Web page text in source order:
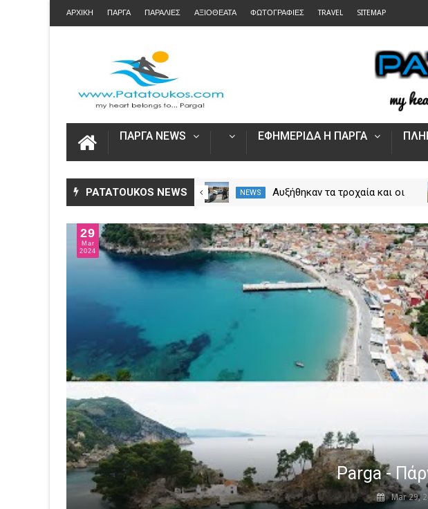
ΑΡΧΙΚΗ ΠΑΡΓΑ ΠΑΡΑΛΙΕΣ ΑΞΙΟΘΕΑΤΑ ΦΩΤΟΓΡΑΦΙΕΣ TRAVEL SITEMAP
ΠΑΡΓΑ NEWS ΕΦΗΜΕΡΙΔΑ Η ΠΑΡΓΑ
PATATOUKOS NEWS
Άνοιξε η πλατφόρμα myAGRO
για τις αγροτικές ενισχύσεις
Ενιαία Αίτηση Ενίσχυσης
NEWS
Αυξήθηκαν τα τροχαία και οι
29
Mar
2024
Parga -
Mar 29,